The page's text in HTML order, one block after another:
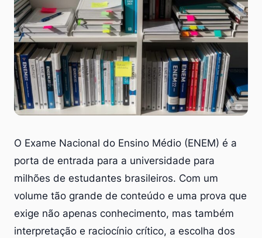
O Exame Nacional do Ensino Médio (ENEM) é a
porta de entrada para a universidade para
milhões de estudantes brasileiros. Com um
volume tão grande de conteúdo e uma prova que
exige não apenas conhecimento, mas também
interpretação e raciocínio crítico, a escolha dos